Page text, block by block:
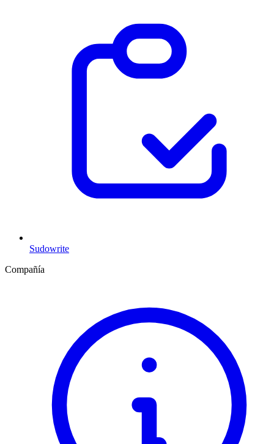
Sudowrite
Compañía